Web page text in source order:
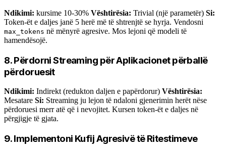
Ndikimi: kursime 10-30% Vështirësia: Trivial (një parametër) Si:
Token-ët e daljes janë 5 herë më të shtrenjtë se hyrja. Vendosni
max_tokens në mënyrë agresive. Mos lejoni që modeli të
hamendësojë.
8. Përdorni Streaming për Aplikacionet përballë
përdoruesit
Ndikimi: Indirekt (redukton daljen e papërdorur) Vështirësia:
Mesatare Si: Streaming ju lejon të ndaloni gjenerimin herët nëse
përdoruesi merr atë që i nevojitet. Kursen token-ët e daljes në
përgjigje të gjata.
9. Implementoni Kufij Agresivë të Ritestimeve